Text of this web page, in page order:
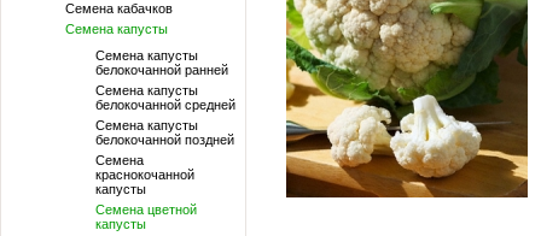
Семена кабачков
Семена капусты
Семена капусты
белокочанной ранней
Семена капусты
белокочанной средней
Семена капусты
белокочанной поздней
Семена
краснокочанной
капусты
Семена цветной
капусты